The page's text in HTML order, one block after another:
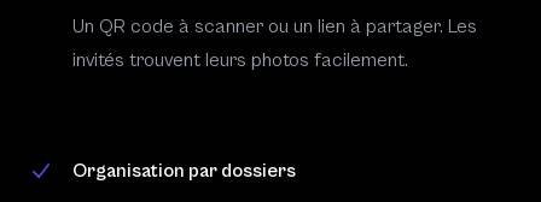
Un QR code à scanner ou un lien à partager. Les
invités trouvent leurs photos facilement.
Organisation par dossiers